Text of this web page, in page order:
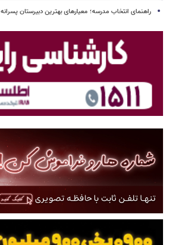
راهنمای انتخاب مدرسه؛ معیارهای بهترین دبیرستان پسرانه